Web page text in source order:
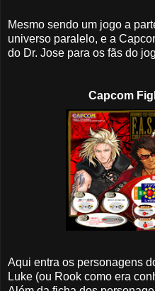
Mesmo sendo um jogo a
universo paralelo, e a
do Dr. Jose para os fãs do
Capcom
Aqui entra os personagens
Luke (ou Rook como era